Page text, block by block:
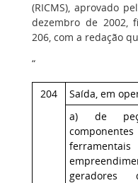
(RICMS), aprovado
dezembro de 2002,
206, com a redação
“
204 Saída, em
a) de
ferramentais
geradores